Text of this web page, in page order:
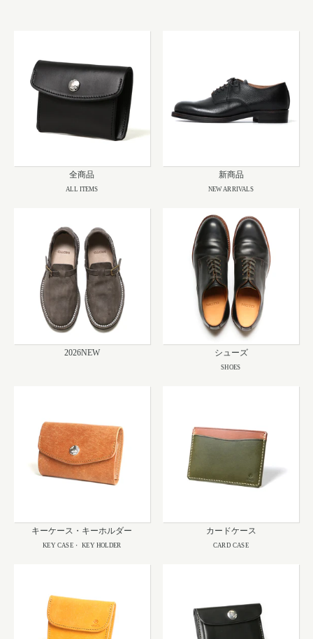
全商品
ALL ITEMS
新商品
NEW ARRIVALS
2026NEW シューズ
SHOES
キーケース・キーホルダー
KEY CASE・ KEY HOLDER
カードケース
CARD CASE